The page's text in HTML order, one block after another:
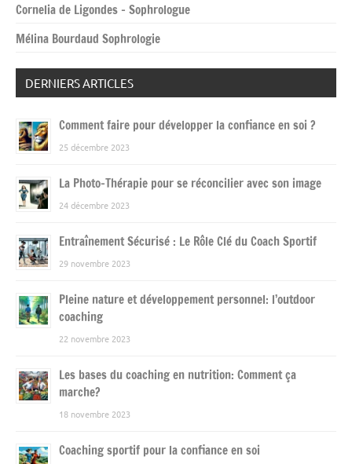
Cornelia de Ligondes – Sophrologue
Mélina Bourdaud Sophrologie
DERNIERS ARTICLES
Comment faire pour développer la confiance en soi ?
25 décembre 2023
La Photo-Thérapie pour se réconcilier avec son image
24 décembre 2023
Entraînement Sécurisé : Le Rôle Clé du Coach Sportif
29 novembre 2023
Pleine nature et développement personnel: l’outdoor
coaching
22 novembre 2023
Les bases du coaching en nutrition: Comment ça
marche?
18 novembre 2023
Coaching sportif pour la confiance en soi